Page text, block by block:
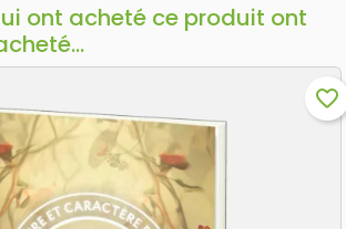
ont acheté ce produit ont
favorite_border